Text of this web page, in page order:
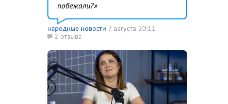
побежали?
народные новости 7 августа 20:11
2 отзыва